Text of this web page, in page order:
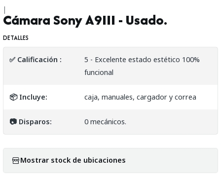
|
Cámara Sony A9III - Usado.
DETALLES
✅ Calificación :
5 - Excelente estado estético 100%
funcional
📦 Incluye: caja, manuales, cargador y correa
📷 Disparos: 0 mecánicos.
Mostrar stock de ubicaciones